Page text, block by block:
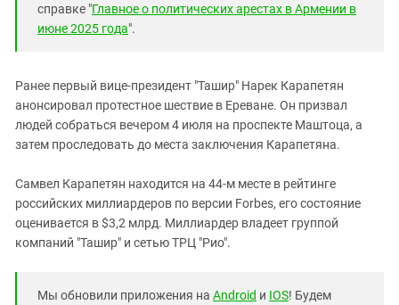
справке "Главное о политических арестах в Армении в
июне 2025 года".
Ранее первый вице-президент "Ташир" Нарек Карапетян
анонсировал протестное шествие в Ереване. Он призвал
людей собраться вечером 4 июля на проспекте Маштоца, а
затем проследовать до места заключения Карапетяна.
Самвел Карапетян находится на 44-м месте в рейтинге
российских миллиардеров по версии Forbes, его состояние
оценивается в $3,2 млрд. Миллиардер владеет группой
компаний "Ташир" и сетью ТРЦ "Рио".
Мы обновили приложения на Android и IOS! Будем